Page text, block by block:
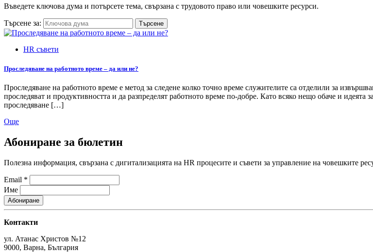
Въведете ключова дума и потърсете тема, свързана с трудовото право или човешките ресурси.
Търсене за:
HR съвети
Проследяване на работното време – да или не?
Проследяване на работното време е метод за следене колко точно време служителите са отделили за
проследяват и продуктивността и да разпределят работното време по-добре. Като всяко нещо обаче и
проследяване […]
Още
Абониране за бюлетин
Полезна информация, свързана с дигитализацията на HR процесите и съвети за управление на човешките
Email *
Име
Контакти
ул. Атанас Христов №12
9000, Варна, България